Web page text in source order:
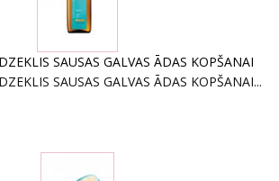
SAUSAS GALVAS ĀDAS KOPŠANAI
SAUSAS GALVAS ĀDAS KOPŠANAI...